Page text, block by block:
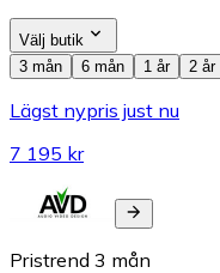
Välj butik
3 mån
6 mån 1 år 2 år
Lägst nypris just nu
7 195 kr
Pristrend 3 mån